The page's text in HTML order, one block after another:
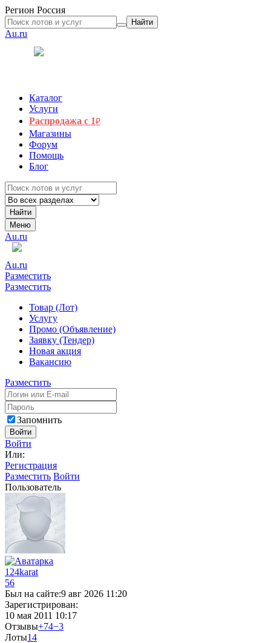
Регион Россия
Найти
Au.ru
Каталог
Услуги
Распродажа с 1₽
Магазины
Форум
Помощь
Блог
Найти
Меню
Au.ru
Au.ru
Разместить
Разместить
Товар (Лот)
Услугу
Промо (Объявление)
Заявку (Тендер)
Новая акция
Вакансию
Разместить
Запомнить
Войти
Войти
Или:
Регистрация
Разместить Войти
Пользователь
124karat
56
Был на сайте:9 авг 2026 11:20
Зарегистрирован:
10 мая 2011 10:17
Отзывы+74−3
Лоты14